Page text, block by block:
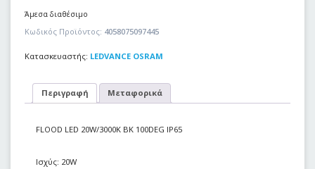
Άμεσα διαθέσιμο
Κωδικός Προϊόντος: 4058075097445
Κατασκευαστής: LEDVANCE OSRAM
Περιγραφή Μεταφορικά
FLOOD LED 20W/3000K BK 100DEG IP65
Ισχύς: 20W